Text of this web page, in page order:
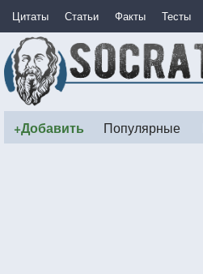
Цитаты Статьи Факты Тесты
+Добавить Популярные